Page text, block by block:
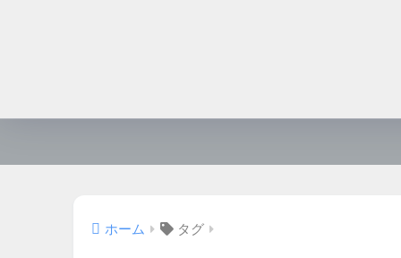
ホーム タグ